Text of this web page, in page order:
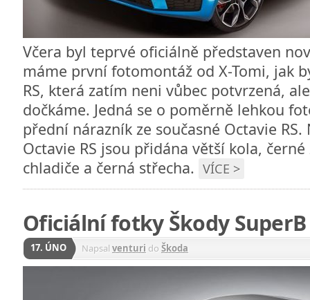
Včera byl teprvé oficiálně představen
máme první fotomontáž od X-Tomi, jak
RS, která zatím neni vůbec potvrzená,
dočkáme. Jedná se o poměrně lehkou
přední nárazník ze současné Octavie
Octavie RS jsou přidána větší kola,
chladiče a černá střecha. VÍCE >
Oficiální fotky Škody SuperB
17. ÚNO Napsal venturi do Škoda